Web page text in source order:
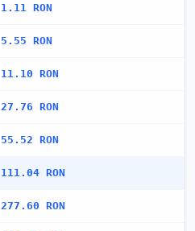
1.11 RON
5.55 RON
11.10 RON
27.76 RON
55.52 RON
111.04 RON
277.60 RON